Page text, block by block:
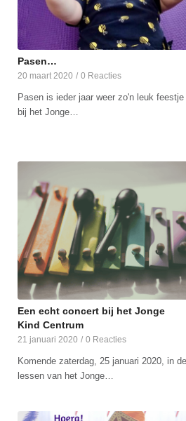
Pasen…
20 maart 2020 / 0 Reacties
Pasen is ieder jaar weer zo'n leuk feestje
bij het Jonge…
Een echt concert bij het Jonge
Kind Centrum
21 januari 2020 / 0 Reacties
Komende zaterdag, 25 januari 2020, in de
lessen van het Jonge…